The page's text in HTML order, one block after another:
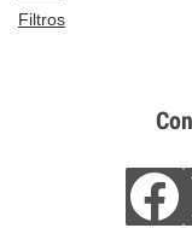
Filtros